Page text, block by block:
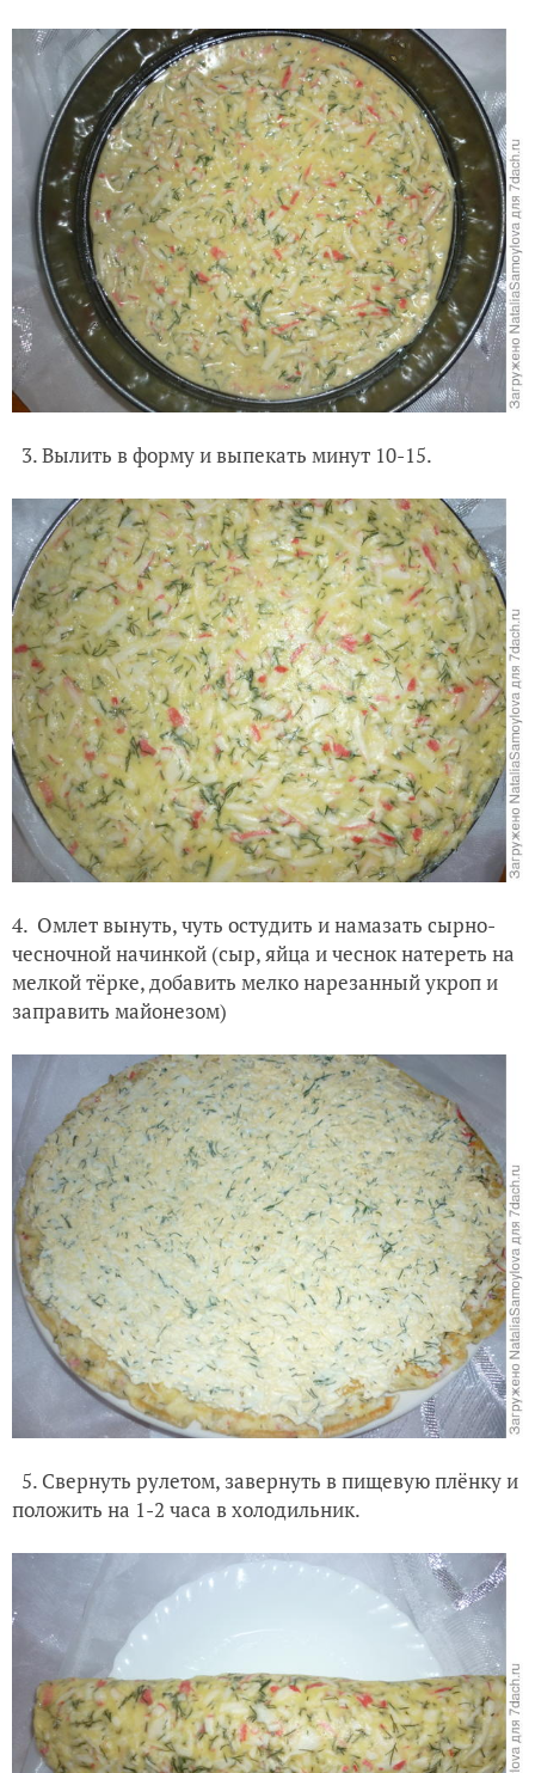
3. Вылить в форму и выпекать минут 10-15.
4. Омлет вынуть, чуть остудить и намазать сырно-
чесночной начинкой (сыр, яйца и чеснок натереть на
мелкой тёрке, добавить мелко нарезанный укроп и
заправить майонезом)
5. Свернуть рулетом, завернуть в пищевую плёнку и
положить на 1-2 часа в холодильник.